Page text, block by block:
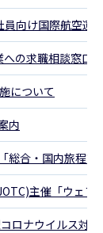
員向け国際航空
への求職相談窓口
について
内
総合・国内旅程管
主催「ウェブ
ロナウイルス対